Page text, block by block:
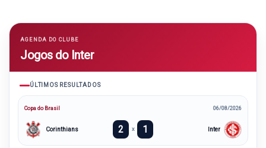
AGENDA DO CLUBE
Jogos do Inter
ÚLTIMOS RESULTADOS
Copa do Brasil 06/08/2026
Corinthians 2 x 1 Inter